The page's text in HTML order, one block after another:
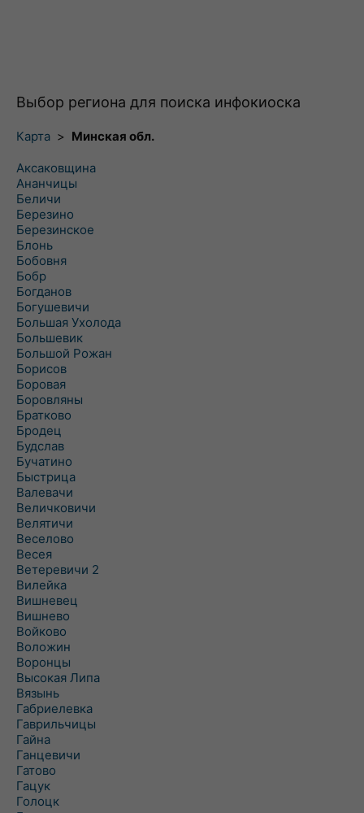
Выбор региона для поиска инфокиоска
Карта > Минская обл.
Аксаковщина
Ананчицы
Беличи
Березино
Березинское
Блонь
Бобовня
Бобр
Богданов
Богушевичи
Большая Ухолода
Большевик
Большой Рожан
Борисов
Боровая
Боровляны
Братково
Бродец
Будслав
Бучатино
Быстрица
Валевачи
Величковичи
Велятичи
Веселово
Весея
Ветеревичи 2
Вилейка
Вишневец
Вишнево
Войково
Воложин
Воронцы
Высокая Липа
Вязынь
Габриелевка
Гаврильчицы
Гайна
Ганцевичи
Гатово
Гацук
Голоцк